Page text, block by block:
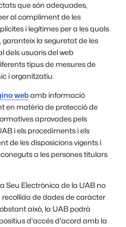
que són adequades,
al compliment de les
i legítimes per a les quals
la seguretat de les
dels usuaris del web
tipus de mesures de
i organitzatiu.
webamb informació
en matèria de protecció de
aprovades pels
i els procediments i els
de les disposicions vigents i
a les persones titulars
Seu Electrònica de la UAB no
de dades de caràcter
això, la UAB podrà
d'accés d'acord amb la